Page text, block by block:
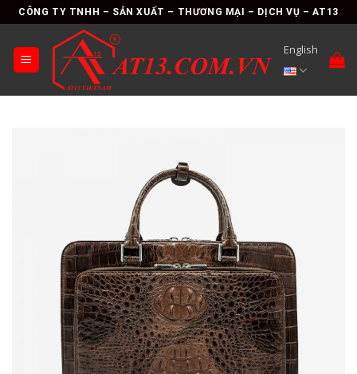
Skip
to
content
CÔNG TY TNHH – SẢN XUẤT – THƯƠNG MẠI – DỊCH VỤ – AT13
English